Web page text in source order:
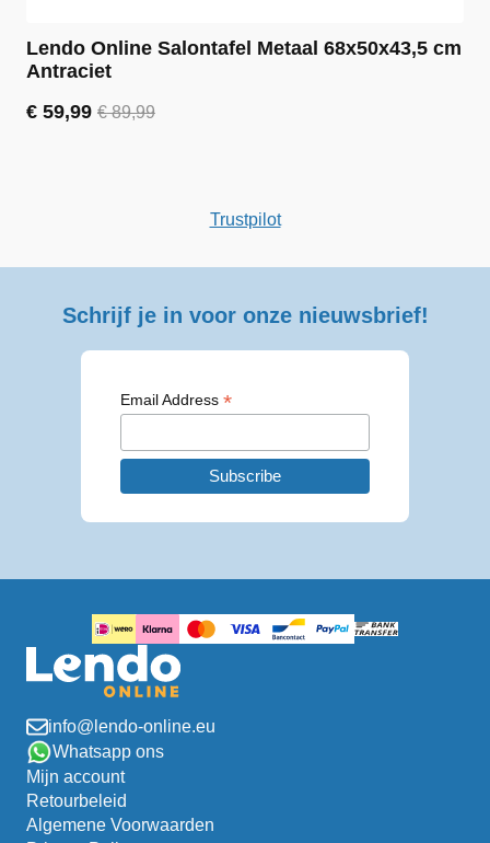
Lendo Online Salontafel Metaal 68x50x43,5 cm
Antraciet
€89,99
Oorspronkelijke
€ 59,99
Huidige
Trustpilot
Schrijf je in voor onze nieuwsbrief!
Email Address *
info@lendo-online.eu
Whatsapp ons
Mijn account
Retourbeleid
Algemene Voorwaarden